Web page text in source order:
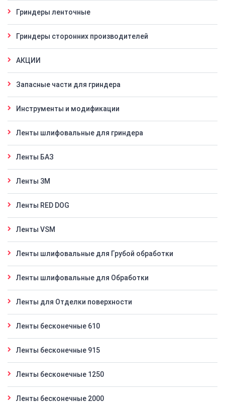
Гриндеры ленточные
Гриндеры сторонних производителей
АКЦИИ
Запасные части для гриндера
Инструменты и модификации
Ленты шлифовальные для гриндера
Ленты БАЗ
Ленты 3M
Ленты RED DOG
Ленты VSM
Ленты шлифовальные для Грубой обработки
Ленты шлифовальные для Обработки
Ленты для Отделки поверхности
Ленты бесконечные 610
Ленты бесконечные 915
Ленты бесконечные 1250
Ленты бесконечные 2000